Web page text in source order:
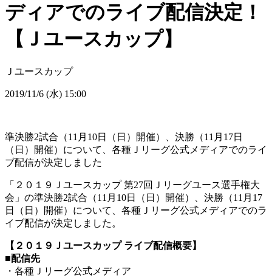
ディアでのライブ配信決定！
【Ｊユースカップ】
Ｊユースカップ
2019/11/6 (水) 15:00
準決勝2試合（11月10日（日）開催）、決勝（11月17日
（日）開催）について、各種Ｊリーグ公式メディアでのライ
ブ配信が決定しました
「２０１９Ｊユースカップ 第27回Ｊリーグユース選手権大
会」の準決勝2試合（11月10日（日）開催）、決勝（11月17
日（日）開催）について、各種Ｊリーグ公式メディアでのラ
イブ配信が決定しました。
【２０１９Ｊユースカップ ライブ配信概要】
■配信先
・各種Ｊリーグ公式メディア